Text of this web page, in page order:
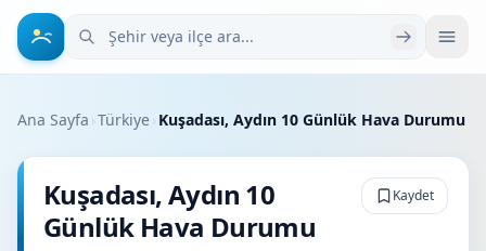
Şehir veya ilçe ara
Ana Sayfa ›Türkiye› Kuşadası, Aydın 10 Günlük Hava Durumu
Kuşadası, Aydın 10
Günlük Hava Durumu
Kaydet